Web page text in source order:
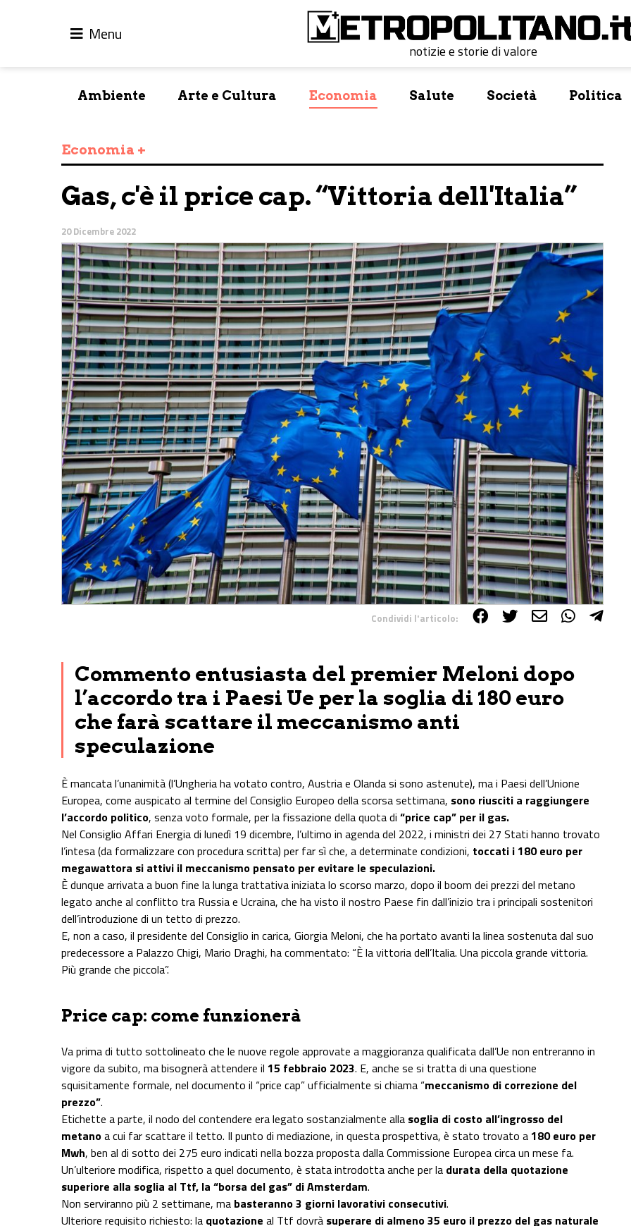
Menu
notizie e storie di valore
Ambiente Arte e Cultura Economia Salute Società Politica
Economia +
Gas, c'è il price cap. “Vittoria dell'Italia”
20 Dicembre 2022
Condividi l'articolo:
Commento entusiasta del premier Meloni dopo
l’accordo tra i Paesi Ue per la soglia di 180 euro
che farà scattare il meccanismo anti
speculazione
È mancata l’unanimità (l’Ungheria ha votato contro, Austria e Olanda si sono astenute), ma i Paesi dell’Unione
Europea, come auspicato al termine del Consiglio Europeo della scorsa settimana, sono riusciti a raggiungere
l’accordo politico, senza voto formale, per la fissazione della quota di “price cap” per il gas.
Nel Consiglio Affari Energia di lunedì 19 dicembre, l’ultimo in agenda del 2022, i ministri dei 27 Stati hanno trovato
l’intesa (da formalizzare con procedura scritta) per far sì che, a determinate condizioni, toccati i 180 euro per
megawattora si attivi il meccanismo pensato per evitare le speculazioni.
È dunque arrivata a buon fine la lunga trattativa iniziata lo scorso marzo, dopo il boom dei prezzi del metano
legato anche al conflitto tra Russia e Ucraina, che ha visto il nostro Paese fin dall’inizio tra i principali sostenitori
dell’introduzione di un tetto di prezzo.
E, non a caso, il presidente del Consiglio in carica, Giorgia Meloni, che ha portato avanti la linea sostenuta dal suo
predecessore a Palazzo Chigi, Mario Draghi, ha commentato: “È la vittoria dell’Italia. Una piccola grande vittoria.
Più grande che piccola”.
Price cap: come funzionerà
Va prima di tutto sottolineato che le nuove regole approvate a maggioranza qualificata dall’Ue non entreranno in
vigore da subito, ma bisognerà attendere il 15 febbraio 2023. E, anche se si tratta di una questione
squisitamente formale, nel documento il “price cap” ufficialmente si chiama “meccanismo di correzione del
prezzo”.
Etichette a parte, il nodo del contendere era legato sostanzialmente alla soglia di costo all’ingrosso del
metanoa cui far scattare il tetto. Il punto di mediazione, in questa prospettiva, è stato trovato a180 euro per
Mwh, ben al di sotto dei 275 euro indicati nella bozza proposta dalla Commissione Europea circa un mese fa.
Un’ulteriore modifica, rispetto a quel documento, è stata introdotta anche per la durata della quotazione
superiore alla soglia al Ttf, la “borsa del gas” di Amsterdam.
Non serviranno più 2 settimane, ma basteranno 3 giorni lavorativi consecutivi.
Ulteriore requisito richiesto: la quotazione al Ttf dovrà superare di almeno 35 euro il prezzo del gas naturale